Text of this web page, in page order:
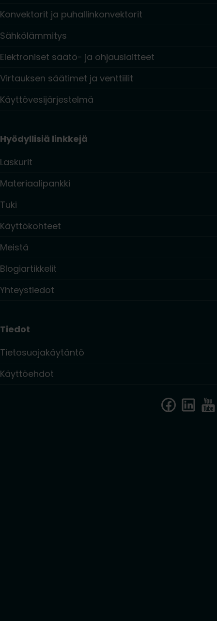
Konvektorit ja puhallinkonvektorit
Sähkölämmitys
Elektroniset säätö- ja ohjauslaitteet
Virtauksen säätimet ja venttiilit
Käyttövesijärjestelmä
Hyödyllisiä linkkejä
Laskurit
Materiaalipankki
Tuki
Käyttökohteet
Meistä
Blogiartikkelit
Yhteystiedot
Tiedot
Tietosuojakäytäntö
Käyttöehdot